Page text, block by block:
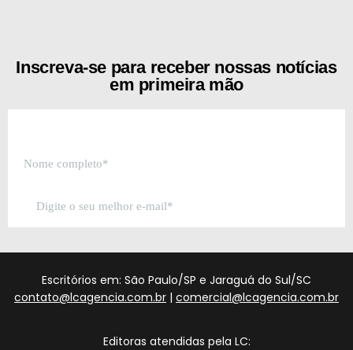
Inscreva-se para receber nossas notícias
em primeira mão
Escritórios em: São Paulo/SP e Jaraguá do Sul/SC
contato@lcagencia.com.br | comercial@lcagencia.com.br
Editoras atendidas pela LC: